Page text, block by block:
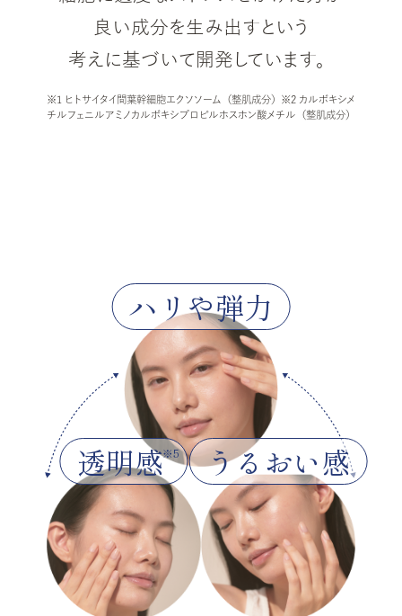
良い成分を生み出す という
考えに基づいて開発しています。
※1 ヒトサイタイ間葉幹細胞エクソソーム（整肌成分）※2 カルボキシメ
チルフェニルアミノカルボキシプロピルホスホン酸メチル（整肌成分）
ハリや弾力
透明感※5 うるおい感